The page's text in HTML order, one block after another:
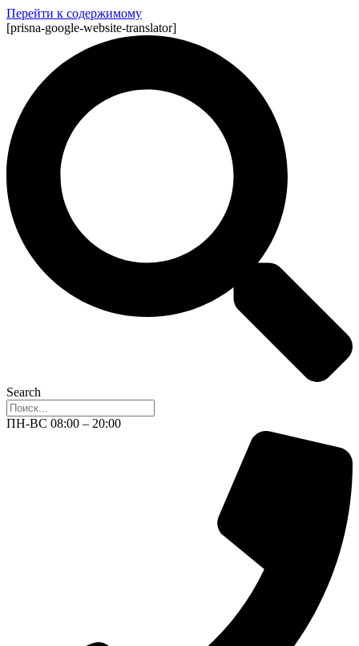
Перейти к содержимому
[prisna-google-website-translator]
Search
ПН-ВС 08:00 – 20:00